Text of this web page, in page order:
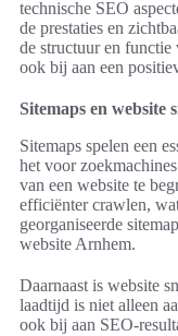
technische SEO
de prestaties en
de structuur en functie
ook bij aan een
Sitemaps en website
Sitemaps spelen een
het voor
van een website te
efficiënter crawlen,
georganiseerde
website Arnhem.
Daarnaast is website
laadtijd is niet alleen
ook bij aan SEO-